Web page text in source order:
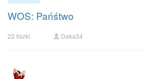
WOS: Pańśtwo
22 fiszki Daka34